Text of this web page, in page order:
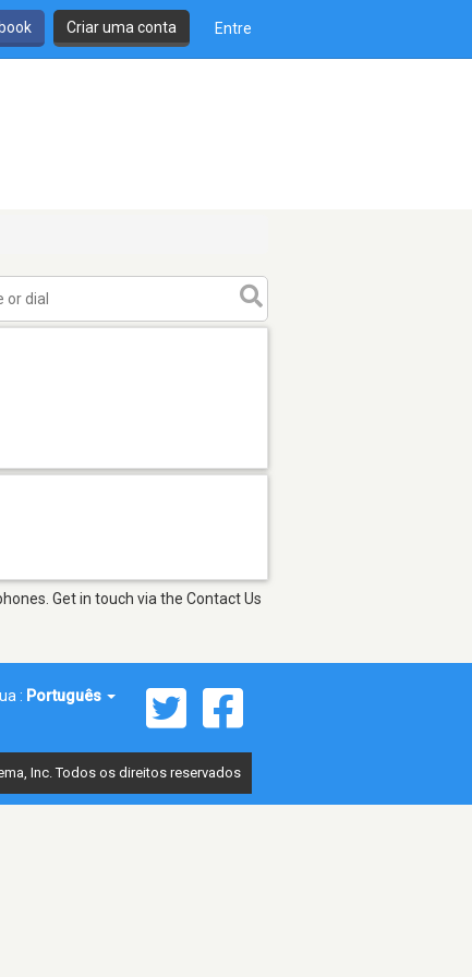
Criar uma conta Entre
Get in touch via the Contact Us
: Português
Inc. Todos os direitos reservados